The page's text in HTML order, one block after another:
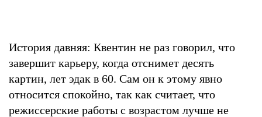
История давняя: Квентин не раз говорил, что
завершит карьеру, когда отснимет десять
картин, лет эдак в 60. Сам он к этому явно
относится спокойно, так как считает, что
режиссерские работы с возрастом лучше не